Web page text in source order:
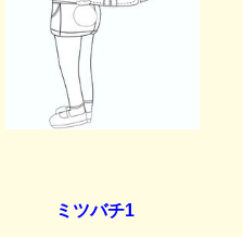
ミツバチ1